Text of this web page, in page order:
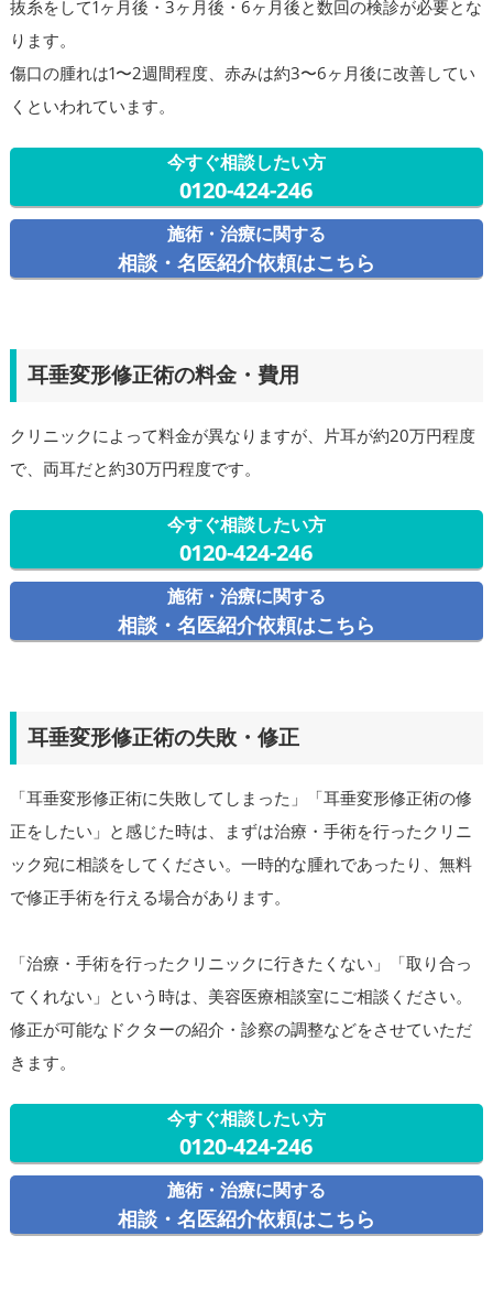
抜糸をして1ヶ月後・3ヶ月後・6ヶ月後と数回の検診が必要とな
ります。
傷口の腫れは1〜2週間程度、赤みは約3〜6ヶ月後に改善してい
くといわれています。
今すぐ相談したい方
0120-424-246
施術・治療に関する
相談・名医紹介依頼はこちら
耳垂変形修正術の料金・費用
クリニックによって料金が異なりますが、片耳が約20万円程度
で、両耳だと約30万円程度です。
今すぐ相談したい方
0120-424-246
施術・治療に関する
相談・名医紹介依頼はこちら
耳垂変形修正術の失敗・修正
「耳垂変形修正術に失敗してしまった」「耳垂変形修正術の修
正をしたい」と感じた時は、まずは治療・手術を行ったクリニ
ック宛に相談をしてください。一時的な腫れであったり、無料
で修正手術を行える場合があります。
「治療・手術を行ったクリニックに行きたくない」「取り合っ
てくれない」という時は、美容医療相談室にご相談ください。
修正が可能なドクターの紹介・診察の調整などをさせていただ
きます。
今すぐ相談したい方
0120-424-246
施術・治療に関する
相談・名医紹介依頼はこちら